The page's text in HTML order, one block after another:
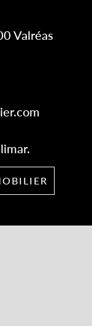
Valréas